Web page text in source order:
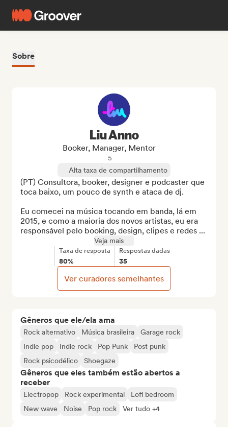
Sobre
Gêneros que ele/ela ama
Rock alternativo Música brasileira
Garage rock
Indie pop
Indie rock Pop Punk
Post punk
Rock psicodélico
Shoegaze
Gêneros que eles também estão abertos a
receber
Electropop Rock experimental
Lofi bedroom
New wave
Noise Pop rock Ver tudo +4
Liu Anno
Booker, Manager, Mentor
5
Alta taxa de compartilhamento
(PT) Consultora, booker, designer e podcaster que
toca baixo, um pouco de synth e ataca de dj.
Eu comecei na música tocando em banda, lá em
2015, e como a maioria dos novos artistas, eu era
responsável pelo booking, design, clipes e redes ...
Veja mais
Taxa de resposta
80%
Respostas dadas
35
Ver curadores semelhantes